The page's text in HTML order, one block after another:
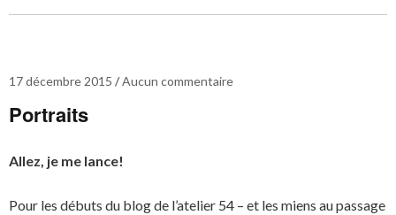
17 décembre 2015 Aucun commentaire
Portraits
Allez, je me lance!
Pour les débuts du blog de l’atelier 54 – et les miens au passage